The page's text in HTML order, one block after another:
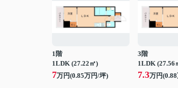
1階
1LDK (27.22㎡)
7万円(0.85万円/坪)
3階
1LDK (27.56
7.3万円(0.88